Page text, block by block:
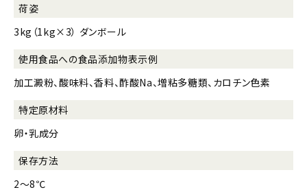
荷姿
3kg（1kg×3） ダンボール
使用食品への食品添加物表示例
加工澱粉、酸味料、香料、酢酸Na、増粘多糖類、カロチン色素
特定原材料
卵・乳成分
保存方法
2～8℃